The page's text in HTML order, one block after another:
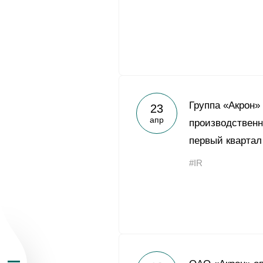
О Группе «Акрон»
География
23
апр
Группа
первый
#IR